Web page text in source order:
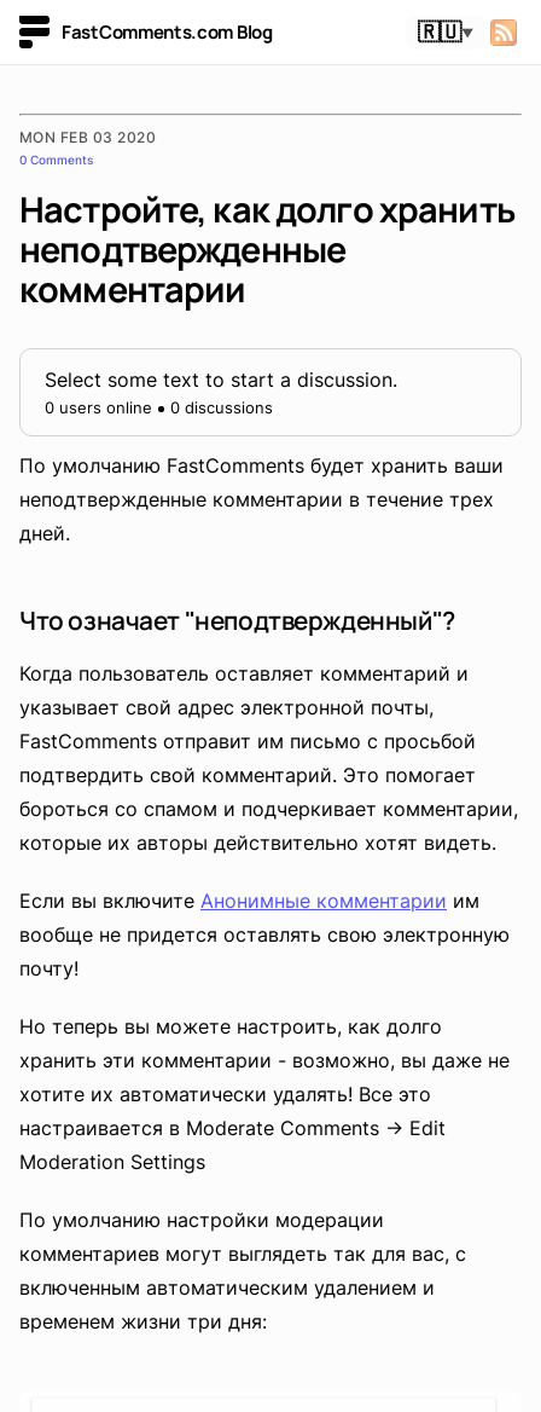
FastComments.com Blog 🇷🇺▼
MON FEB 03 2020
0 Comments
Настройте, как долго хранить
неподтвержденные
комментарии
Select some text to start a discussion.
0 users online 0 discussions
По умолчанию FastComments будет хранить ваши
неподтвержденные комментарии в течение трех
дней.
Что означает "неподтвержденный"?
Когда пользователь оставляет комментарий и
указывает свой адрес электронной почты,
FastComments отправит им письмо с просьбой
подтвердить свой комментарий. Это помогает
бороться со спамом и подчеркивает комментарии,
которые их авторы действительно хотят видеть.
Если вы включите Анонимные комментарии им
вообще не придется оставлять свою электронную
почту!
Но теперь вы можете настроить, как долго
хранить эти комментарии - возможно, вы даже не
хотите их автоматически удалять! Все это
настраивается в Moderate Comments -> Edit
Moderation Settings
По умолчанию настройки модерации
комментариев могут выглядеть так для вас, с
включенным автоматическим удалением и
временем жизни три дня: